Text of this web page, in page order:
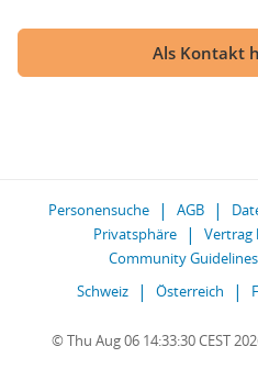
Als Kontakt
Personensuche AGB
Privatsphäre
Vertrag
Community Guidelines
Schweiz
Österreich
© Thu Aug 06 14:33:30 CEST